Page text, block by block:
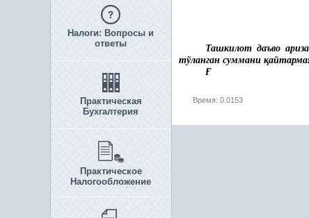
Налоги: Вопросы и
ответы
Практическая
Бухгалтерия
Практическое
Налогообложение
Ташкилот даъво
тўланган суммани қ
Ғ
Время: 0.0153